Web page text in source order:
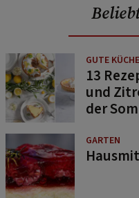
GUTE KÜCHE
13
und
der
GARTEN